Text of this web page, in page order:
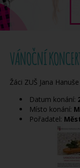
VÁNOČNÍ
Žáci ZUŠ Jana
Datum konání:
Místo konání:
Pořadatel: